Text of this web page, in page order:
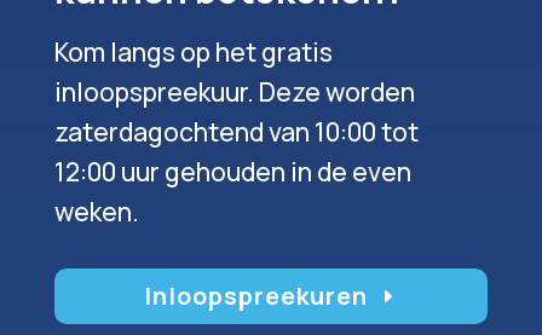
Kom langs op het gratis
inloopspreekuur. Deze worden
zaterdagochtend van 10:00 tot
12:00 uur gehouden in de even
weken.
Inloopspreekuren